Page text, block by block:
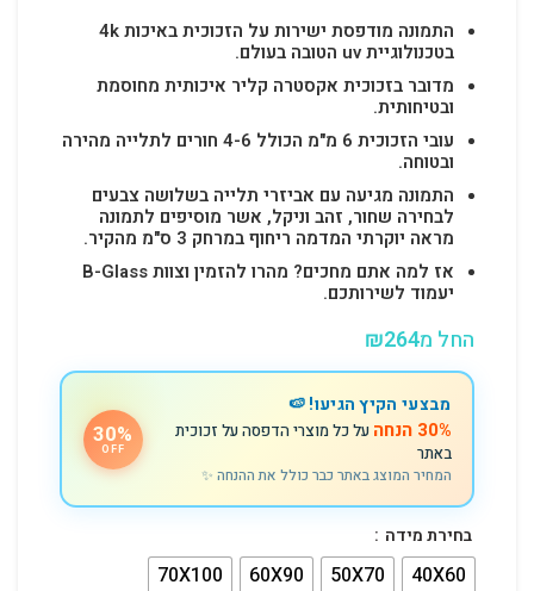
התמונה מודפסת ישירות על הזכוכית באיכות 4k
בטכנולוגיית uv הטובה בעולם.
מדובר בזכוכית אקסטרה קליר איכותית מחוסמת
ובטיחותית.
עובי הזכוכית 6 מ"מ הכולל 4-6 חורים לתלייה מהירה
ובטוחה.
התמונה מגיעה עם אביזרי תלייה בשלושה צבעים
לבחירה שחור, זהב וניקל, אשר מוסיפים לתמונה
מראה יוקרתי המדמה ריחוף במרחק 3 ס"מ מהקיר.
אז למה אתם מחכים? מהרו להזמין וצוות B-Glass
יעמוד לשירותכם.
החל מ ₪264
מבצעי הקיץ הגיעו! 🍉
30% הנחה
על כל מוצרי הדפסה על זכוכית
באתר
המחיר המוצג באתר כבר כולל את ההנחה ✨
30%
OFF
בחירת מידה
40X60
50X70
60X90
70X100